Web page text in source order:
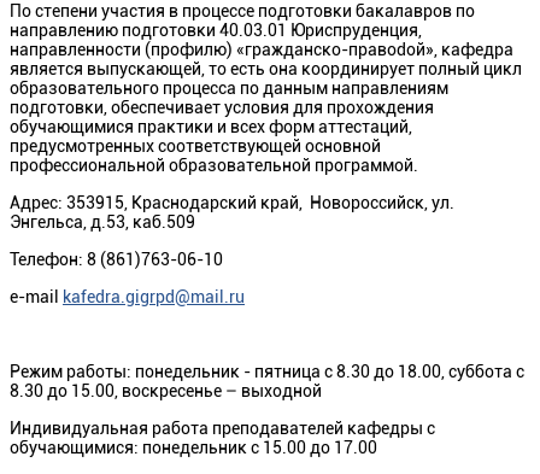
По степени участия в процессе подготовки бакалавров по
направлению подготовки 40.03.01 Юриспруденция,
направленности (профилю) «гражданско-правоdой», кафедра
является выпускающей, то есть она координирует полный цикл
образовательного процесса по данным направлениям
подготовки, обеспечивает условия для прохождения
обучающимися практики и всех форм аттестаций,
предусмотренных соответствующей основной
профессиональной образовательной программой.
Адрес: 353915, Краснодарский край, Новороссийск, ул.
Энгельса, д.53, каб.509
Телефон: 8 (861)763-06-10
e-mail
kafedra.gigrpd@mail.ru
Режим работы: понедельник - пятница с 8.30 до 18.00, суббота с
8.30 до 15.00, воскресенье – выходной
Индивидуальная работа преподавателей кафедры с
обучающимися: понедельник с 15.00 до 17.00